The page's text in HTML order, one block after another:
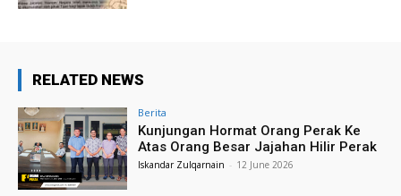
RELATED NEWS
Berita
Kunjungan Hormat Orang Perak Ke
Atas Orang Besar Jajahan Hilir Perak
Iskandar Zulqarnain - 12 June 2026